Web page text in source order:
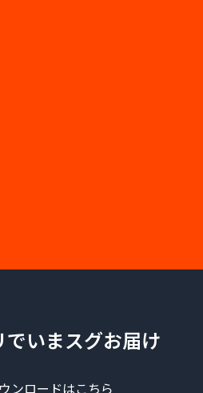
でいまスグお届け
ンロードはこちら